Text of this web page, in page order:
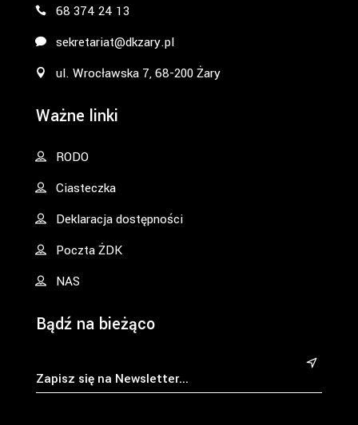
68 374 24 13
sekretariat@dkzary.pl
ul. Wrocławska 7, 68-200 Żary
Ważne linki
RODO
Ciasteczka
Deklaracja dostępności
Poczta ŻDK
NAS
Bądź na bieżąco
&